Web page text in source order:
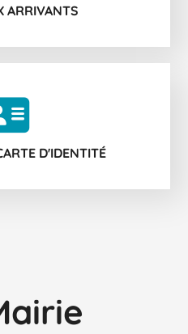
ARRIVANTS
D'IDENTITÉ